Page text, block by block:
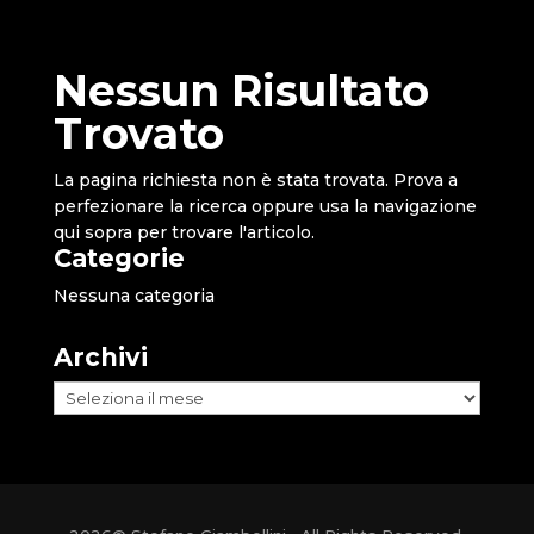
Nessun Risultato
Trovato
La pagina richiesta non è stata trovata. Prova a
perfezionare la ricerca oppure usa la navigazione
qui sopra per trovare l'articolo.
Categorie
Nessuna categoria
Archivi
Archivi